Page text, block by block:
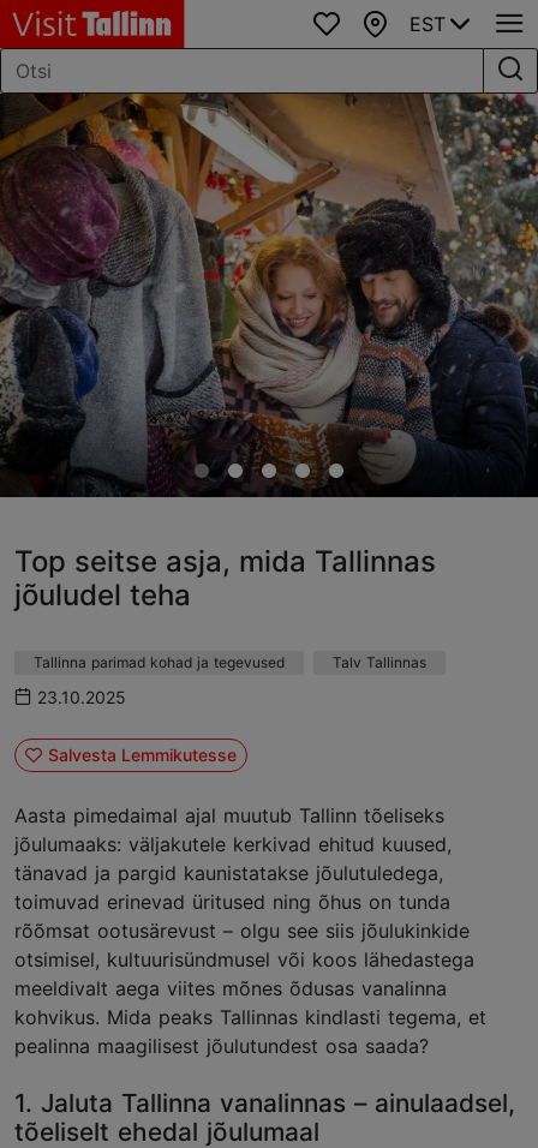
Lemmikud
Kaart
EST
Top seitse asja, mida Tallinnas
jõuludel teha
Tallinna parimad kohad ja tegevused Talv Tallinnas
23.10.2025
Salvesta Lemmikutesse
Aasta pimedaimal ajal muutub Tallinn tõeliseks
jõulumaaks: väljakutele kerkivad ehitud kuused,
tänavad ja pargid kaunistatakse jõulutuledega,
toimuvad erinevad üritused ning õhus on tunda
rõõmsat ootusärevust – olgu see siis jõulukinkide
otsimisel, kultuurisündmusel või koos lähedastega
meeldivalt aega viites mõnes õdusas vanalinna
kohvikus. Mida peaks Tallinnas kindlasti tegema, et
pealinna maagilisest jõulutundest osa saada?
1. Jaluta Tallinna vanalinnas – ainulaadsel,
tõeliselt ehedal jõulumaal